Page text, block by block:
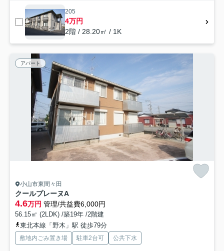
205
4万円
2階 / 28.20㎡ / 1K
アパート
小山市東間々田
クールプレーヌA
4.6万円 管理/共益費6,000円
56.15㎡ (2LDK) /築19年 /2階建
東北本線「野木」駅 徒歩79分
敷地内ごみ置き場 駐車2台可 公共下水